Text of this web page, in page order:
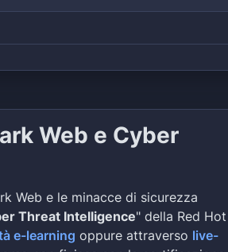
Web e Cyber
Web e le minacce di sicurezza
Threat Intelligence" della Red Hot
e-learning oppure attraverso live-